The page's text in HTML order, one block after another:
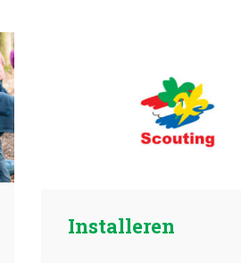
Installeren